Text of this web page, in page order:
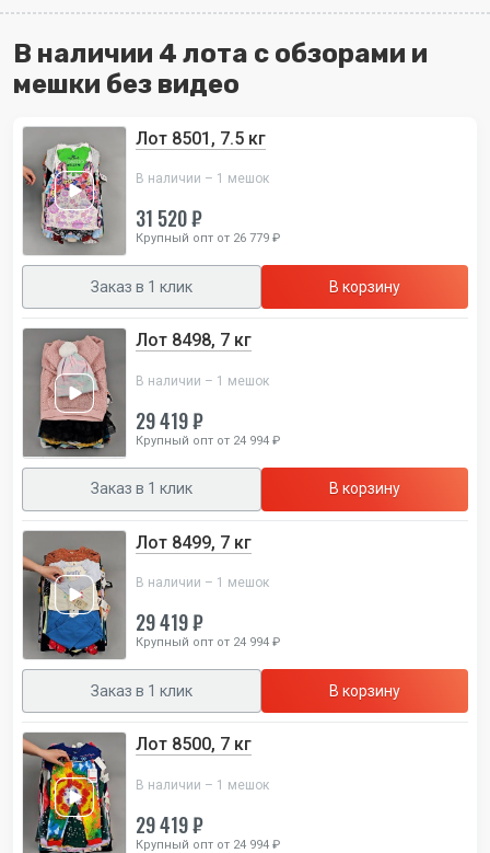
В наличии 4 лота с обзорами и
мешки без видео
Лот 8501, 7.5 кг
В наличии – 1 мешок
31 520 ₽
Крупный опт от 26 779 ₽
Заказ в 1 клик В корзину
Лот 8498, 7 кг
В наличии – 1 мешок
29 419 ₽
Крупный опт от 24 994 ₽
Заказ в 1 клик В корзину
Лот 8499, 7 кг
В наличии – 1 мешок
29 419 ₽
Крупный опт от 24 994 ₽
Заказ в 1 клик В корзину
Лот 8500, 7 кг
В наличии – 1 мешок
29 419 ₽
Крупный опт от 24 994 ₽